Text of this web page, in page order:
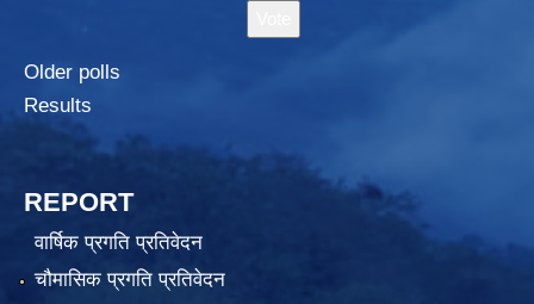
Older polls
Results
REPORT
वार्षिक प्रगति प्रतिवेदन
चौमासिक प्रगति प्रतिवेदन